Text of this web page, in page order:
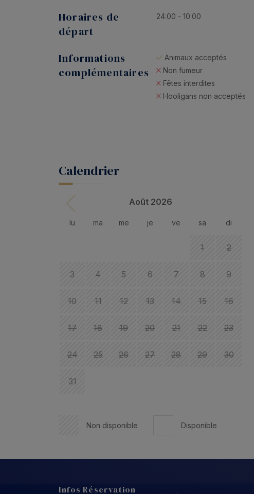
Horaires de
départ
24:00 - 10:00
Informations
complémentaires
Animaux acceptés
Non fumeur
Fêtes interdites
Hooligans non acceptés
Calendrier
Août 2026
lu ma me je ve sa di
1 2
3 4 5 6 7 8 9
10 11 12 13 14 15 16
17 18 19 20 21 22 23
24 25 26 27 28 29 30
31
Non disponible Disponible
Infos Réservation